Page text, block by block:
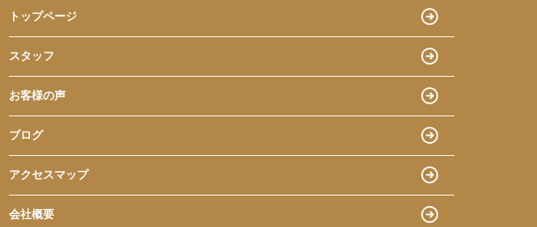
トップページ
スタッフ
お客様の声
ブログ
アクセスマップ
会社概要